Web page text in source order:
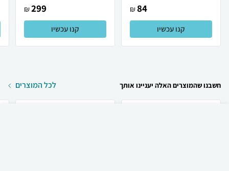
84
₪
קנו עכשיו
299
₪
קנו עכשיו
חשבנו שהמוצרים האלה יעניינו אותך לכל המוצרים